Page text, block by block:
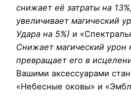
снижает её затраты на
увеличивает магический
Удара на 5%) и
Снижает магический урон
превращает его в
Вашими аксессуарами
«Небесные оковы» и